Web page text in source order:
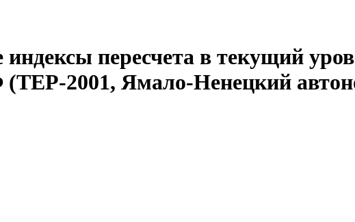
пересчета в текущий
2001, Ямало-Ненецкий